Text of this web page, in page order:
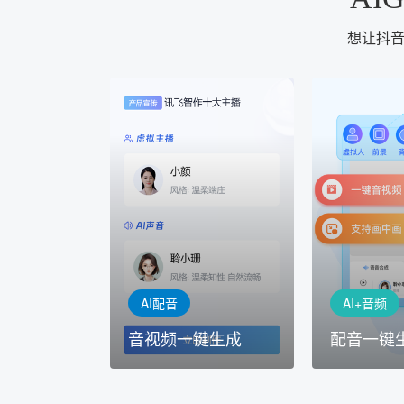
想让抖
AI配音
音视频一键生成
音视频一键生成
AI+视频：在虚拟"AI演播
键完成音、视频作品的输出
AI+音频
配音一键
AI+音频
配音一键
AI+音频：基
TTS能力打
工具，输入
人即可一键